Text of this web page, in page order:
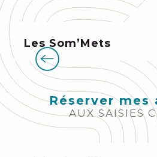
Les Som’Mets
Réserver mes
AUX SAISIES